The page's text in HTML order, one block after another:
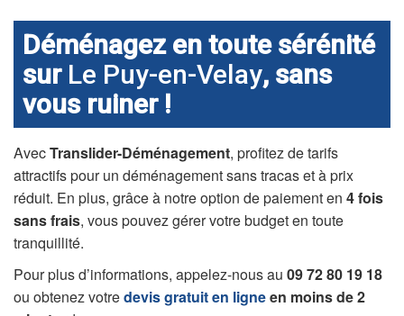
Déménagez en toute sérénité
sur Le Puy-en-Velay, sans
vous ruiner !
AvecTranslider-Déménagement, profitez de tarifs
attractifs pour un déménagement sans tracas et à prix
réduit. En plus, grâce à notre option de paiement en 4 fois
sans frais, vous pouvez gérer votre budget en toute
tranquillité.
Pour plus d’informations, appelez-nous au 09 72 80 19 18
ou obtenez votredevis gratuit en ligneen moins de 2